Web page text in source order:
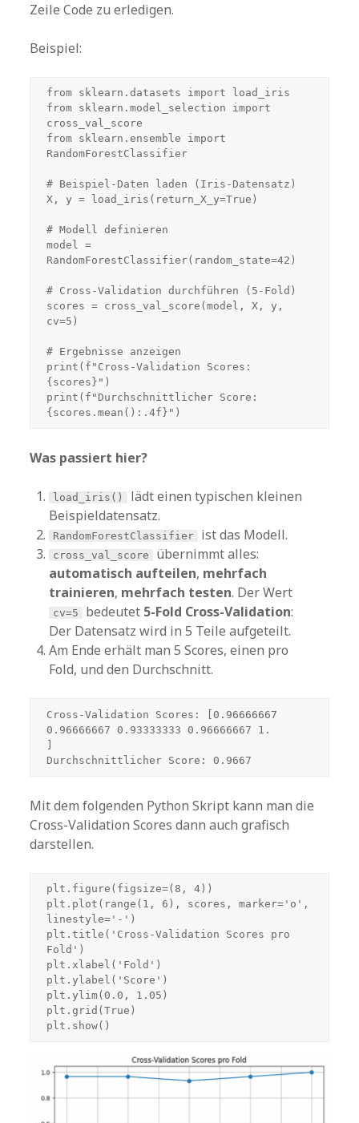
Zeile Code zu erledigen.
Beispiel:
from sklearn.datasets import load_iris
from sklearn.model_selection import
cross_val_score
from sklearn.ensemble import
RandomForestClassifier
# Beispiel-Daten laden (Iris-Datensatz)
X, y = load_iris(return_X_y=True)
# Modell definieren
model =
RandomForestClassifier(random_state=42)
# Cross-Validation durchführen (5-Fold)
scores = cross_val_score(model, X, y,
cv=5)
# Ergebnisse anzeigen
print(f"Cross-Validation Scores:
{scores}")
print(f"Durchschnittlicher Score:
{scores.mean():.4f}")
Was passiert hier?
load_iris()
lädt einen typischen kleinen
Beispieldatensatz.
RandomForestClassifier ist das Modell.
cross_val_score
übernimmt alles:
automatisch aufteilen, mehrfach
trainieren, mehrfach testen. Der Wert
cv=5 bedeutet 5-Fold Cross-Validation:
Der Datensatz wird in 5 Teile aufgeteilt.
Am Ende erhält man 5 Scores, einen pro
Fold, und den Durchschnitt.
Cross-Validation Scores: [0.96666667
0.96666667 0.93333333 0.96666667 1.
Durchschnittlicher Score: 0.9667
Mit dem folgenden Python Skript kann man die
Cross-Validation Scores dann auch grafisch
darstellen.
plt.figure(figsize=(8, 4))
plt.plot(range(1, 6), scores, marker='o',
linestyle='-')
plt.title('Cross-Validation Scores pro
Fold')
plt.xlabel('Fold')
plt.ylabel('Score')
plt.ylim(0.0, 1.05)
plt.grid(True)
plt.show()